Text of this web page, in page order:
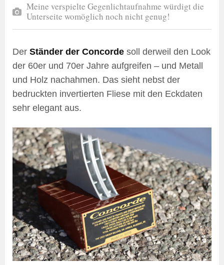
Meine verspielte Gegenlichtaufnahme würdigt die
Unterseite womöglich noch nicht genug!
Der Ständer der Concorde soll derweil den Look
der 60er und 70er Jahre aufgreifen – und Metall
und Holz nachahmen. Das sieht nebst der
bedruckten invertierten Fliese mit den Eckdaten
sehr elegant aus.